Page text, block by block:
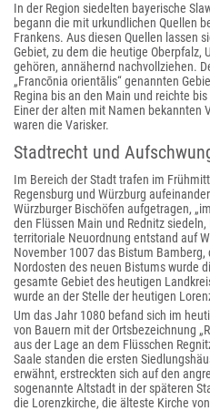
In der Region siedelten bayerische
begann die mit urkundlichen Quellen
Frankens. Aus diesen Quellen lassen
Gebiet, zu dem die heutige Oberpfalz,
gehören, annähernd nachvollziehen.
„Francōnia orientālis“ genannten
Regina bis an den Main und reichte
Einer der alten mit Namen bekannten
waren die Varisker.
Stadtrecht und
Im Bereich der Stadt trafen im
Regensburg und Würzburg
Würzburger Bischöfen aufgetragen,
den Flüssen Main und Rednitz siedeln,
territoriale Neuordnung entstand auf
November 1007 das Bistum
Nordosten des neuen Bistums wurde
gesamte Gebiet des heutigen
wurde an der Stelle der heutigen
Um das Jahr 1080 befand sich im
von Bauern mit der Ortsbezeichnung
aus der Lage an dem Flüsschen
Saale standen die ersten
erwähnt, erstreckten sich auf den
sogenannte Altstadt in der späteren
die Lorenzkirche, die älteste Kirche